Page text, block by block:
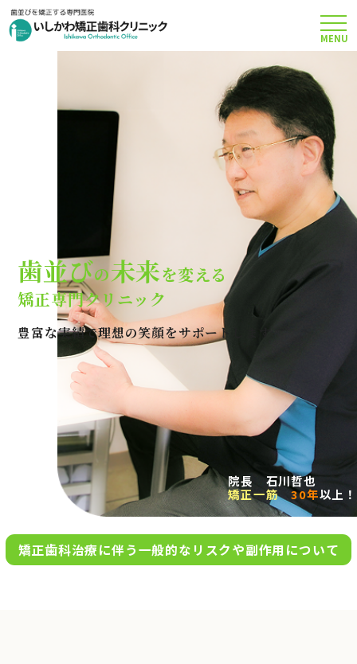
矯正治療について
当院のこだわり
費用について
クリニック案内
Q＆A
アクセス
お問い合わせ
完全
0120-695-578
MENU
歯並びの未来を変える
矯正専門クリニック
豊富な実績で理想の笑顔をサポートします
院長 石川哲也
矯正一筋
30年以上！
矯正歯科治療に伴う一般的なリスクや副作用について